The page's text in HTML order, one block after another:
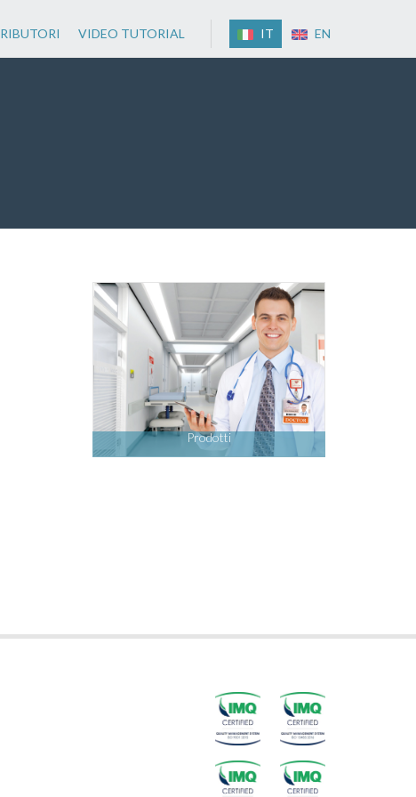
IT EN
VIDEO TUTORIAL
Prodotti